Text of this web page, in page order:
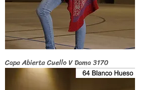
Capa Abierta Cuello V Dama 3170